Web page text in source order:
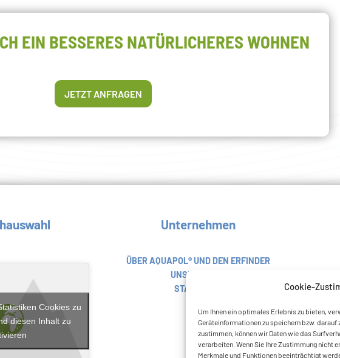
Cookie-
Um Ihnen ein optimales Erlebnis zu bieten,
Geräteinformationen zu speichern bzw. darauf
zustimmen, können wir Daten wie das
verarbeiten. Wenn Sie Ihre Zustimmung nicht
Merkmale und Funktionen beeinträchtigt
EIN BESSERES NATÜRLICHERES WOHNEN
JETZT ANFRAGEN
Cookies zu
diesen Inhalt zu
Unternehmen
ÜBER AQUAPOL® UND DEN ERFINDER
UNSERE ZIELE
STANDORTE